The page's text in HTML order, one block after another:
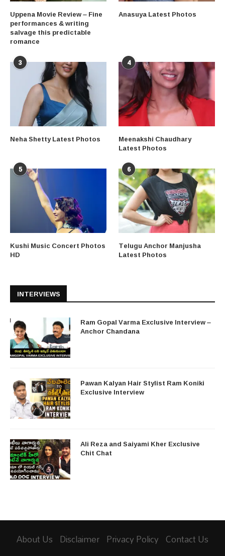
Uppena Movie Review – Fine
performances & writing
salvage this predictable
romance
Anasuya Latest Photos
3
Neha Shetty Latest Photos
4
Meenakshi Chaudhary
Latest Photos
5
Kushi Music Concert Photos
HD
6
Telugu Anchor Manjusha
Latest Photos
INTERVIEWS
Ram Gopal Varma Exclusive Interview –
Anchor Chandana
Pawan Kalyan Hair Stylist Ram Koniki
Exclusive Interview
Ali Reza and Saiyami Kher Exclusive
Chit Chat
About Us Disclaimer Privacy Policy Contact Us